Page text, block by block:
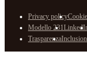
Privacy policy
Modello 231
Trasparenza